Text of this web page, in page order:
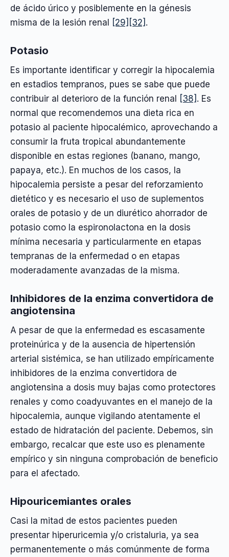
de ácido úrico y posiblemente en la génesis
misma de la lesión renal
[29] [32] .
Potasio
Es importante identificar y corregir la hipocalemia
en estadios tempranos, pues se sabe que puede
contribuir al deterioro de la función renal
[38] . Es
normal que recomendemos una dieta rica en
potasio al paciente hipocalémico, aprovechando a
consumir la fruta tropical abundantemente
disponible en estas regiones (banano, mango,
papaya, etc.). En muchos de los casos, la
hipocalemia persiste a pesar del reforzamiento
dietético y es necesario el uso de suplementos
orales de potasio y de un diurético ahorrador de
potasio como la espironolactona en la dosis
mínima necesaria y particularmente en etapas
tempranas de la enfermedad o en etapas
moderadamente avanzadas de la misma.
Inhibidores de la enzima convertidora de
angiotensina
A pesar de que la enfermedad es escasamente
proteinúrica y de la ausencia de hipertensión
arterial sistémica, se han utilizado empíricamente
inhibidores de la enzima convertidora de
angiotensina a dosis muy bajas como protectores
renales y como coadyuvantes en el manejo de la
hipocalemia, aunque vigilando atentamente el
estado de hidratación del paciente. Debemos, sin
embargo, recalcar que este uso es plenamente
empírico y sin ninguna comprobación de beneficio
para el afectado.
Hipouricemiantes orales
Casi la mitad de estos pacientes pueden
presentar hiperuricemia y/o cristaluria, ya sea
permanentemente o más comúnmente de forma